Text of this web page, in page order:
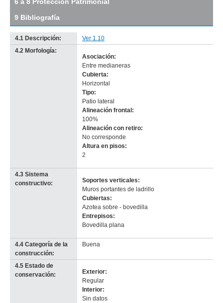
Descargar
tamaño
original
6 a 8 Protección Patrimonial
9 Bibliografía
4.1 Descripción:
Ver 1.10
4.2 Morfología:
Asociación:
Entre medianeras
Cubierta:
Horizontal
Tipo:
Patio lateral
Alineación frontal:
100%
Alineación con retiro:
No corresponde
-
no
Altura en pisos:
2
4.3 Sistema
constructivo:
Soportes verticales:
Muros portantes de ladrillo
Cubiertas:
Azotea sobre - bovedilla
Entrepisos:
Bovedilla plana
4.4 Categoría de la
construcción:
Buena
4.5 Estado de
conservación:
Exterior:
Regular
Interior:
Sin datos